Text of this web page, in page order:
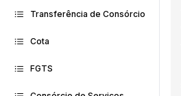
Transferência de Consórcio
Cota
FGTS